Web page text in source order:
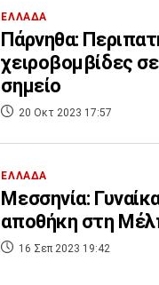
ΕΛΛΑΔΑ
Πάρνηθα:
χειροβομβίδες
σημείο
20 Οκτ 2023 17:57
ΕΛΛΑΔΑ
Μεσσηνία:
αποθήκη στη
16 Σεπ 2023 19:42